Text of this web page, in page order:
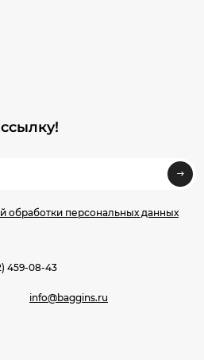
обработки персональных данных
459-08-43
info@baggins.ru